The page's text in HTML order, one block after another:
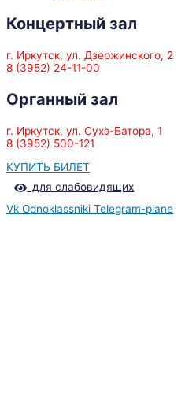
Концертный зал
г. Иркутск, ул. Дзержинского, 2
8 (3952) 24-11-00
Органный зал
г. Иркутск, ул. Сухэ-Батора, 1
8 (3952) 500-121
КУПИТЬ БИЛЕТ
для слабовидящих
Vk Odnoklassniki Telegram-plane